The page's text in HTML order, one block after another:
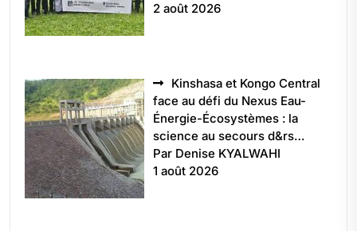
2 août 2026
Kinshasa et Kongo Central
face au défi du Nexus Eau-
Énergie-Écosystèmes : la
science au secours d&rs…
Par Denise KYALWAHI
1 août 2026